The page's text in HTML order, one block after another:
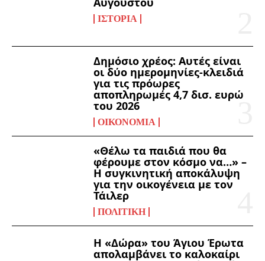
ΙΣΤΟΡΊΑ
Δημόσιο χρέος: Αυτές είναι
οι δύο ημερομηνίες-κλειδιά
για τις πρόωρες
αποπληρωμές 4,7 δισ. ευρώ
του 2026
ΟΙΚΟΝΟΜΊΑ
«Θέλω τα παιδιά που θα
φέρουμε στον κόσμο να…» –
Η συγκινητική αποκάλυψη
για την οικογένεια με τον
Τάιλερ
ΠΟΛΙΤΙΚΉ
Η «Δώρα» του Άγιου Έρωτα
απολαμβάνει το καλοκαίρι